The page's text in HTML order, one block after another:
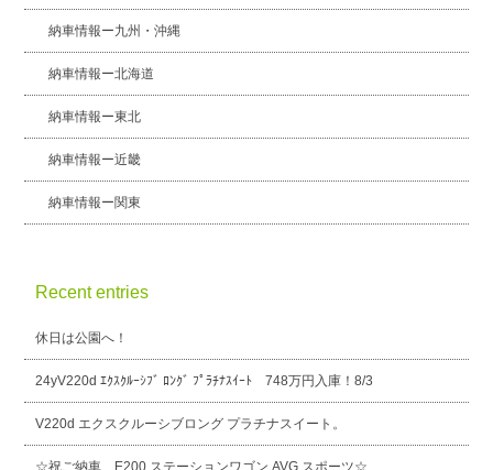
納車情報ー九州・沖縄
納車情報ー北海道
納車情報ー東北
納車情報ー近畿
納車情報ー関東
Recent entries
休日は公園へ！
24yV220d ｴｸｽｸﾙｰｼﾌﾞ ﾛﾝｸﾞ ﾌﾟﾗﾁﾅｽｲｰﾄ 748万円入庫！8/3
V220d エクスクルーシブロング プラチナスイート。
☆祝ご納車 E200 ステーションワゴン AVG スポーツ☆